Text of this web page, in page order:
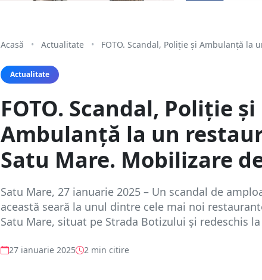
Acasă • Actualitate • FOTO. Scandal, Poliție și Ambulanță la
Actualitate
FOTO. Scandal, Poliție și
Ambulanță la un
Satu Mare. Mobilizare
Satu Mare, 27 ianuarie 2025 – Un scandal de
această seară la unul dintre cele mai noi
Satu Mare, situat pe Strada Botizului și redeschis
27 ianuarie 2025 2 min citire